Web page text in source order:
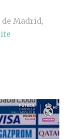
de Madrid,